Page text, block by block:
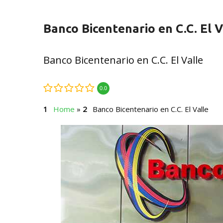
Banco Bicentenario en C.C. El
Banco Bicentenario en C.C. El Valle
0.0
Home » Banco Bicentenario en C.C. El Valle